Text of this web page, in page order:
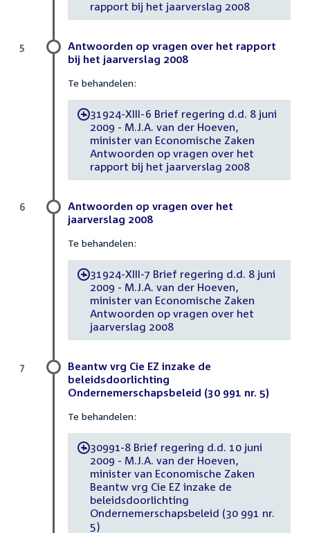
rapport bij het jaarverslag 2008
Antwoorden op vragen over het rapport
bij het jaarverslag 2008
Te behandelen:
-31924-XIII-6 Brief regering d.d. 8 juni
2009 - M.J.A. van der Hoeven,
minister van Economische Zaken
Antwoorden op vragen over het
rapport bij het jaarverslag 2008
5
Antwoorden op vragen over het
jaarverslag 2008
Te behandelen:
-31924-XIII-7 Brief regering d.d. 8 juni
2009 - M.J.A. van der Hoeven,
minister van Economische Zaken
Antwoorden op vragen over het
jaarverslag 2008
6
Beantw vrg Cie EZ inzake de
beleidsdoorlichting
Ondernemerschapsbeleid (30 991 nr. 5)
Te behandelen:
-30991-8 Brief regering d.d. 10 juni
2009 - M.J.A. van der Hoeven,
minister van Economische Zaken
Beantw vrg Cie EZ inzake de
beleidsdoorlichting
Ondernemerschapsbeleid (30 991 nr.
5)
7